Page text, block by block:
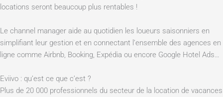
locations seront beaucoup plus rentables !
Le channel manager aide au quotidien les loueurs saisonniers en
simplifiant leur gestion et en connectant l’ensemble des agences en
ligne comme Airbnb, Booking, Expédia ou encore Google Hotel Ads…
Eviivo : qu’est ce que c’est ?
Plus de 20 000 professionnels du secteur de la location de vacances